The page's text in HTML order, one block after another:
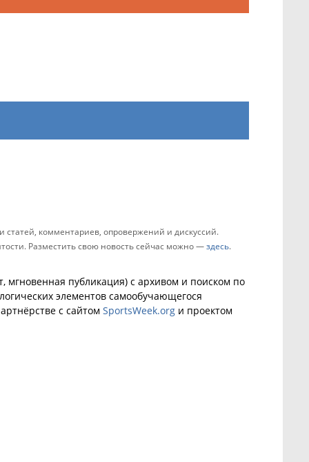
комментариев, опровержений и дискуссий.
Разместить свою новость сейчас можно —здесь.
публикация) с архивом и поиском по
элементов самообучающегося
с сайтом SportsWeek.org и проектом